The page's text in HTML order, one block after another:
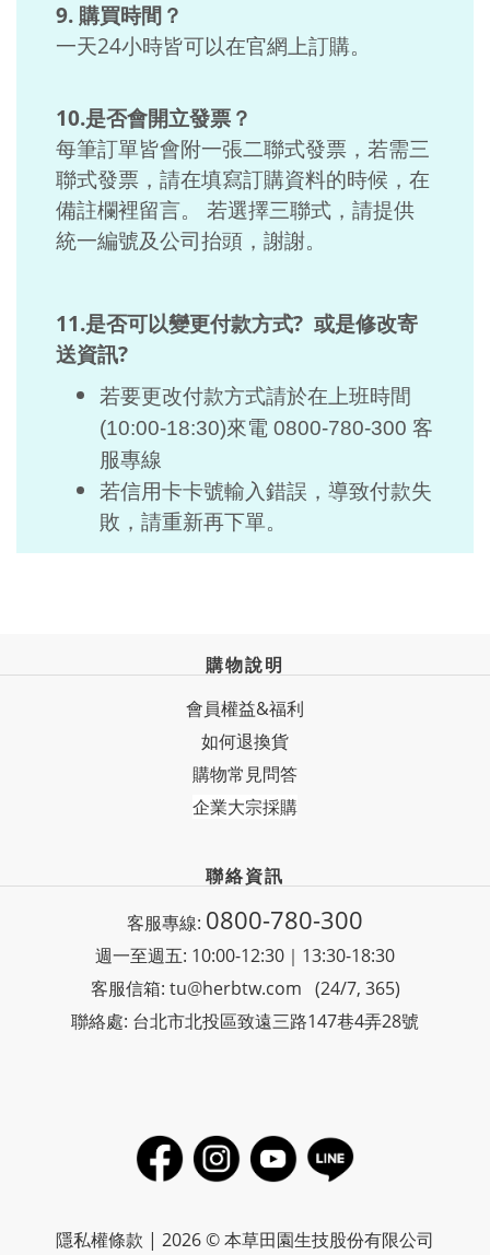
9. 購買時間？
一天24小時皆可以在官網上訂購。
10.是否會開立發票？
每筆訂單皆會附一張二聯式發票，若需三
聯式發票，請在填寫訂購資料的時候，在
備註欄裡留言。 若選擇三聯式，請提供
統一編號及公司抬頭，謝謝。
11.是否可以變更付款方式? 或是修改寄
送資訊?
若要更改付款方式請於在上班時間
(10:00-18:30)來電 0800-780-300 客
服專線
若信用卡卡號輸入錯誤，導致付款失
敗，請重新再下單。
購物說明
會員權益&福利
如何退換貨
購物常見問答
企業大宗採購
聯絡資訊
客服專線: 0800-780-300
週一至週五: 10:00-12:30｜13:30-18:30
客服信箱: tu@herbtw.com (24/7, 365)
聯絡處: 台北市北投區致遠三路147巷4弄28號
隱私權條款 | 2026 © 本草田園生技股份有限公司